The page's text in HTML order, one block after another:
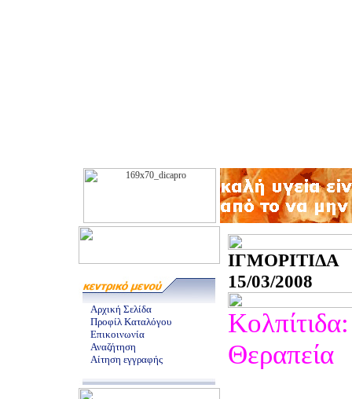
Αρχική Σελίδα
Προφίλ Καταλόγου
Επικοινωνία
Αναζήτηση
Αίτηση εγγραφής
15/03/2008
Κολπίτιδα:
Θεραπεία